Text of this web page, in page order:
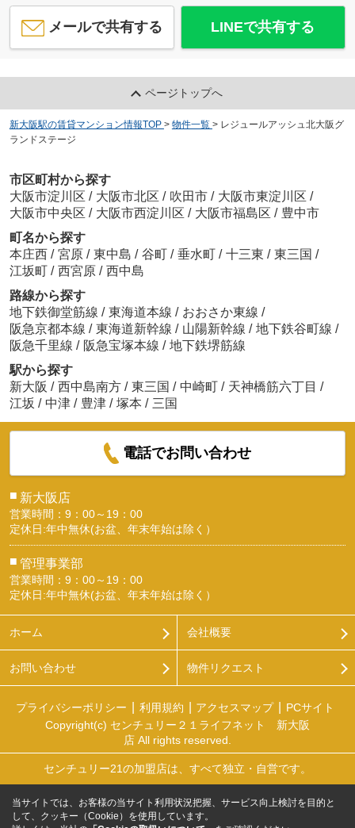
メールで共有する LINEで共有する
ページトップへ
新大阪駅の賃貸マンション情報TOP > 物件一覧 > レジュールアッシュ北大阪グ
ランドステージ
市区町村から探す
大阪市淀川区 / 大阪市北区 / 吹田市 / 大阪市東淀川区 /
大阪市中央区 / 大阪市西淀川区 / 大阪市福島区 / 豊中市
町名から探す
本庄西 / 宮原 / 東中島 / 谷町 / 垂水町 / 十三東 / 東三国 /
江坂町 / 西宮原 / 西中島
路線から探す
地下鉄御堂筋線 / 東海道本線 / おおさか東線 /
阪急京都本線 / 東海道新幹線 / 山陽新幹線 / 地下鉄谷町線 /
阪急千里線 / 阪急宝塚本線 / 地下鉄堺筋線
駅から探す
新大阪 / 西中島南方 / 東三国 / 中崎町 / 天神橋筋六丁目 /
江坂 / 中津 / 豊津 / 塚本 / 三国
電話でお問い合わせ
■ 新大阪店
営業時間：9：00～19：00
定休日:年中無休(お盆、年末年始は除く）
■ 管理事業部
営業時間：9：00～19：00
定休日:年中無休(お盆、年末年始は除く）
ホーム 会社概要
お問い合わせ 物件リクエスト
プライバシーポリシー 利用規約 アクセスマップ
PCサイト
Copyright(c) センチュリー２１ライフネット 新大阪
店 All rights reserved.
センチュリー21の加盟店は、すべて独立・自営です。
当サイトでは、お客様の当サイト利用状況把握、サービス向上検討を目的と
して、クッキー（Cookie）を使用しています。